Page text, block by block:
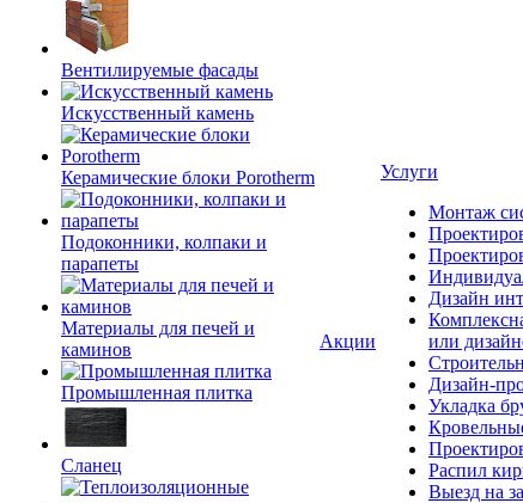
Вентилируемые фасады
Искусственный камень
Керамические блоки Porotherm
Подоконники, колпаки и
парапеты
Материалы для печей и
каминов
Промышленная плитка
Сланец
Акции
Услуги
Монтаж
Дизайн
или
Дизайн-
Укладка
Распил
Выезд на